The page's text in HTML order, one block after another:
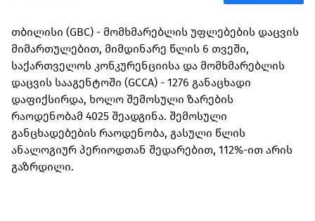
თბილისი (GBC) - მომხმარებლის უფლებების დაცვის
მიმართულებით, მიმდინარე წლის 6 თვეში,
საქართველოს კონკურენციისა და მომხმარებლის
დაცვის სააგენტოში (GCCA) - 1276 განაცხადი
დაფიქსირდა, ხოლო შემოსული ზარების
რაოდენობამ 4025 შეადგინა. შემოსული
განცხადებების რაოდენობა, გასული წლის
ანალოგიურ პერიოდთან შედარებით, 112%-ით არის
გაზრდილი.